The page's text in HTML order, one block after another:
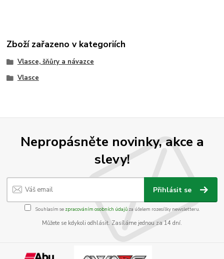
Zboží zařazeno v kategoriích
Vlasce, šňůry a návazce
Vlasce
Nepropásněte novinky, akce a
slevy!
Přihlásit se
Souhlasím se zpracováním osobních údajůza účelem rozesílky newsletteru.
Můžete se kdykoli odhlásit. Zasíláme jednou za 14 dní.